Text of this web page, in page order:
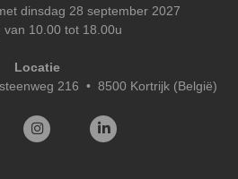
dinsdag 28 september 2027
van 10.00 tot 18.00u
Locatie
216 • 8500 Kortrijk (België)